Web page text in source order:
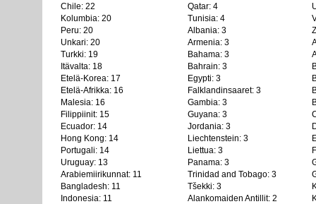
Chile: 22
Kolumbia: 20
Peru: 20
Unkari: 20
Turkki: 19
Itävalta: 18
Etelä-Korea: 17
Etelä-Afrikka: 16
Malesia: 16
Filippiinit: 15
Ecuador: 14
Hong Kong: 14
Portugali: 14
Uruguay: 13
Arabiemiirikunnat: 11
Bangladesh: 11
Indonesia: 11
Qatar: 4
Tunisia: 4
Albania: 3
Armenia: 3
Bahama: 3
Bahrain: 3
Egypti: 3
Falklandinsaaret: 3
Gambia: 3
Guyana: 3
Jordania: 3
Liechtenstein: 3
Liettua: 3
Panama: 3
Trinidad and Tobago: 3
Tšekki: 3
Alankomaiden Antillit: 2